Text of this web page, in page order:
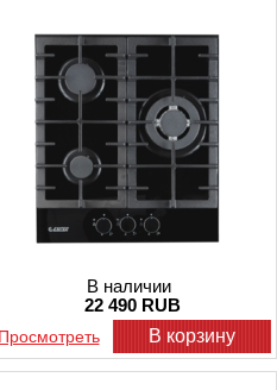
В наличии
22 490 RUB
Просмотреть В корзину